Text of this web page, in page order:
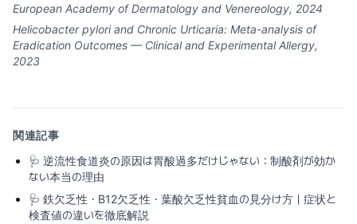
European Academy of Dermatology and Venereology, 2024
Helicobacter pylori and Chronic Urticaria: Meta-analysis of
Eradication Outcomes — Clinical and Experimental Allergy,
2023
関連記事
🩺 逆流性食道炎の原因は胃酸過多だけじゃない：制酸剤が効か
ない本当の理由
🩺 鉄欠乏性・B12欠乏性・葉酸欠乏性貧血の見分け方｜症状と
検査値の違いを徹底解説